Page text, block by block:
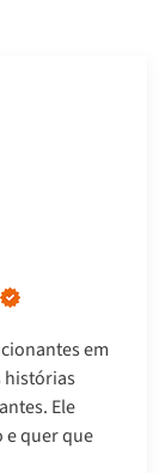
em
histórias
Ele
e quer que